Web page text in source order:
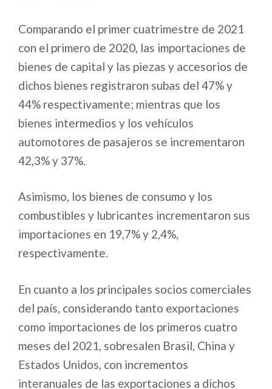
Comparando el primer cuatrimestre de 2021
con el primero de 2020, las importaciones de
bienes de capital y las piezas y accesorios de
dichos bienes registraron subas del 47% y
44% respectivamente; mientras que los
bienes intermedios y los vehículos
automotores de pasajeros se incrementaron
42,3% y 37%.
Asimismo, los bienes de consumo y los
combustibles y lubricantes incrementaron sus
importaciones en 19,7% y 2,4%,
respectivamente.
En cuanto a los principales socios comerciales
del país, considerando tanto exportaciones
como importaciones de los primeros cuatro
meses del 2021, sobresalen Brasil, China y
Estados Unidos, con incrementos
interanuales de las exportaciones a dichos